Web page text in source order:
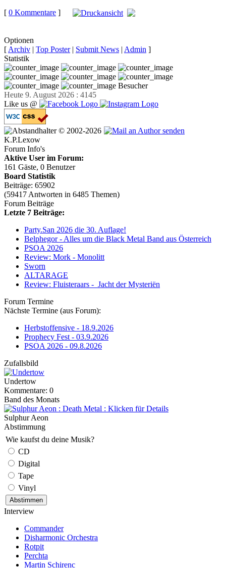
[ 0 Kommentare ]
Optionen
[ Archiv | Top Poster| Submit News | Admin ]
Statistik
Besucher
Heute 9. August 2026 : 4145
Like us @
© 2002-2026
K.P.Lexow
Forum Info's
Aktive User im Forum:
161 Gäste, 0 Benutzer
Board Statistik
Beiträge: 65902
(59417 Antworten in 6485 Themen)
Forum Beiträge
Letzte 7 Beiträge:
Party.San 2026 die 30. Auflage!
Belphegor - Alles um die Black Metal Band aus Österreich
PSOA 2026
Review: Mork - Monolitt
Sworn
ALTARAGE
Review: Fluisteraars - Jacht der Mysteriën
Forum Termine
Nächste Termine (aus Forum):
Herbstoffensive - 18.9.2026
Prophecy Fest - 03.9.2026
PSOA 2026 - 09.8.2026
Zufallsbild
Undertow
Kommentare: 0
Band des Monats
Sulphur Aeon
Abstimmung
Wie kaufst du deine Musik?
CD
Digital
Tape
Vinyl
Interview
Commander
Disharmonic Orchestra
Rotpit
Perchta
Martin Schirenc